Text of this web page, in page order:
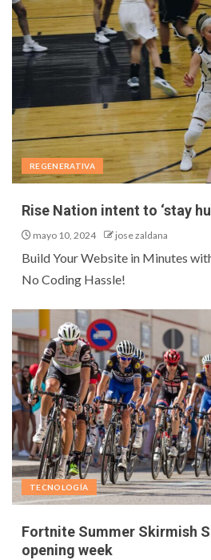
REGENERATIVA
Rise Nation intent to ‘stay
mayo 10, 2024 jose zaldana
Build Your Website in Minutes
No Coding Hassle!
TECNOLOGÍA
Fortnite Summer Skirmish
opening week